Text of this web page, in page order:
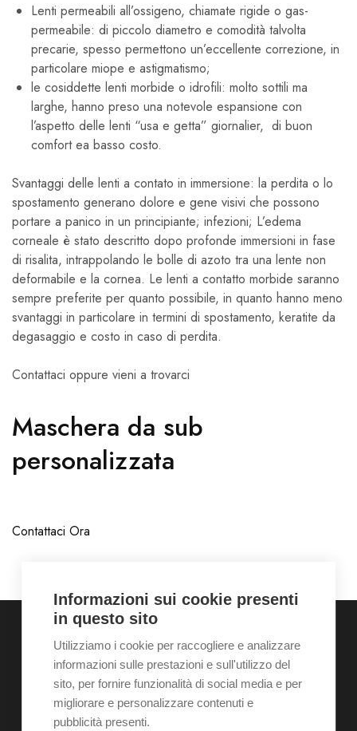
Lenti permeabili all’ossigeno, chiamate rigide o gas-
permeabile: di piccolo diametro e comodità talvolta
precarie, spesso permettono un’eccellente correzione, in
particolare miope e astigmatismo;
le cosiddette lenti morbide o idrofili: molto sottili ma
larghe, hanno preso una notevole espansione con
l’aspetto delle lenti “usa e getta” giornalier, di buon
comfort ea basso costo.
Svantaggi delle lenti a contato in immersione: la perdita o lo
spostamento generano dolore e gene visivi che possono
portare a panico in un principiante; infezioni; L’edema
corneale è stato descritto dopo profonde immersioni in fase
di risalita, intrappolando le bolle di azoto tra una lente non
deformabile e la cornea. Le lenti a contatto morbide saranno
sempre preferite per quanto possibile, in quanto hanno meno
svantaggi in particolare in termini di spostamento, keratite da
degasaggio e costo in caso di perdita.
Contattaci oppure vieni a trovarci
Maschera da sub
personalizzata
Contattaci Ora
Home Chi siamo Galleria Servizi
Contatti
News
Shop Appuntamento
Informazioni sui cookie presenti
in questo sito
Utilizziamo i cookie per raccogliere e analizzare
informazioni sulle prestazioni e sull'utilizzo del
sito, per fornire funzionalità di social media e per
migliorare e personalizzare contenuti e
pubblicità presenti.